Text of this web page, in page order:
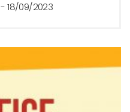
- 18/09/2023